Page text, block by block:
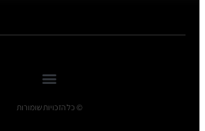
© כל הזכויות שומורות